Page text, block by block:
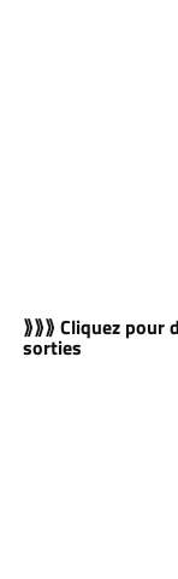
⟫⟫⟫ Cliquez pour
sorties